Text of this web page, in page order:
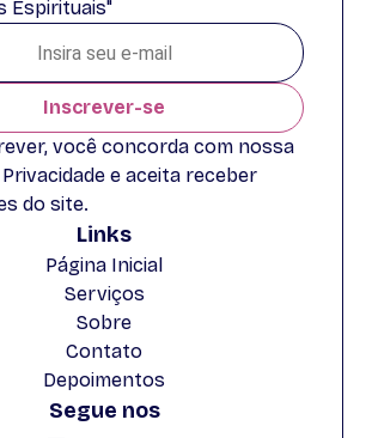
Espirituais"
Inscrever-se
você concorda com nossa
e aceita receber
do site.
Links
Página Inicial
Serviços
Sobre
Contato
Depoimentos
Segue nos